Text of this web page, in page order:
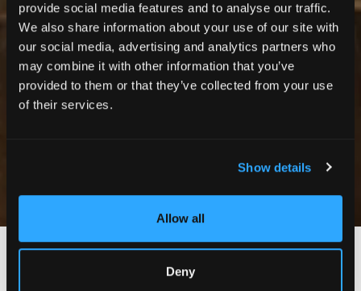
provide social media features and to analyse our traffic.
We also share information about your use of our site with
our social media, advertising and analytics partners who
may combine it with other information that you’ve
provided to them or that they’ve collected from your use
of their services.
Show details
Allow all
Deny